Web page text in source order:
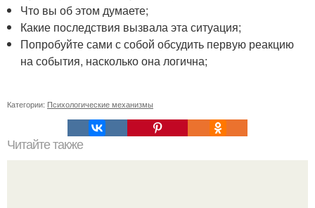
Что вы об этом думаете;
Какие последствия вызвала эта ситуация;
Попробуйте сами с собой обсудить первую реакцию
на события, насколько она логична;
Категории: Психологические механизмы
Читайте также